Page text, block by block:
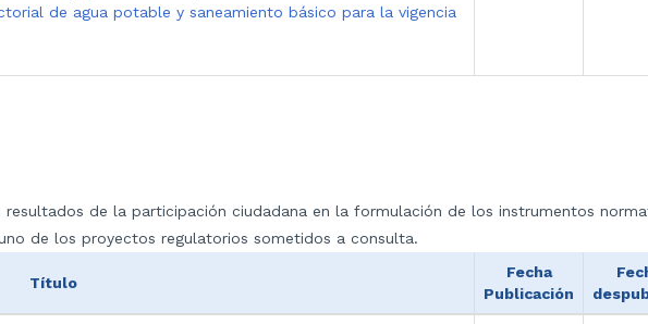
de agua potable y saneamiento básico para la vigencia
de la participación ciudadana en la formulación de los instrumentos
de los proyectos regulatorios sometidos a consulta.
Título
Fecha
Publicación